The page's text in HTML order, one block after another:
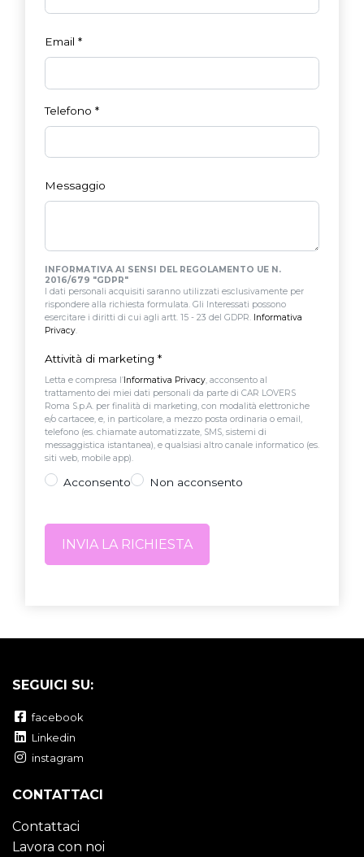
Email *
Telefono *
Messaggio
INFORMATIVA AI SENSI DEL REGOLAMENTO UE N.
2016/679 "GDPR"
I dati personali acquisiti saranno utilizzati esclusivamente per
rispondere alla richiesta formulata. Gli Interessati possono
esercitare i diritti di cui agli artt. 15 - 23 del GDPR. Informativa
Privacy.
Attività di marketing *
Letta e compresa l’ Informativa Privacy, acconsento al
trattamento dei miei dati personali da parte di CAR LOVERS
Roma S.p.A. per finalità di marketing, con modalità elettroniche
e/o cartacee, e, in particolare, a mezzo posta ordinaria o email,
telefono (es. chiamate automatizzate, SMS, sistemi di
messaggistica istantanea), e qualsiasi altro canale informatico (es.
siti web, mobile app).
Acconsento Non acconsento
SEGUICI SU:
facebook
Linkedin
instagram
CONTATTACI
Contattaci
Lavora con noi